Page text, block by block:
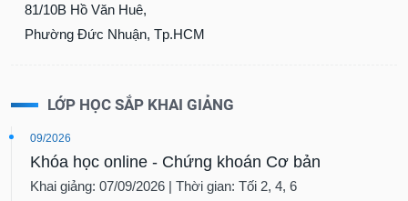
81/10B Hồ Văn Huê,
Phường Đức Nhuận, Tp.HCM
LỚP HỌC SẮP KHAI GIẢNG
09/2026
Khóa học online - Chứng khoán Cơ bản
Khai giảng: 07/09/2026 | Thời gian: Tối 2, 4, 6